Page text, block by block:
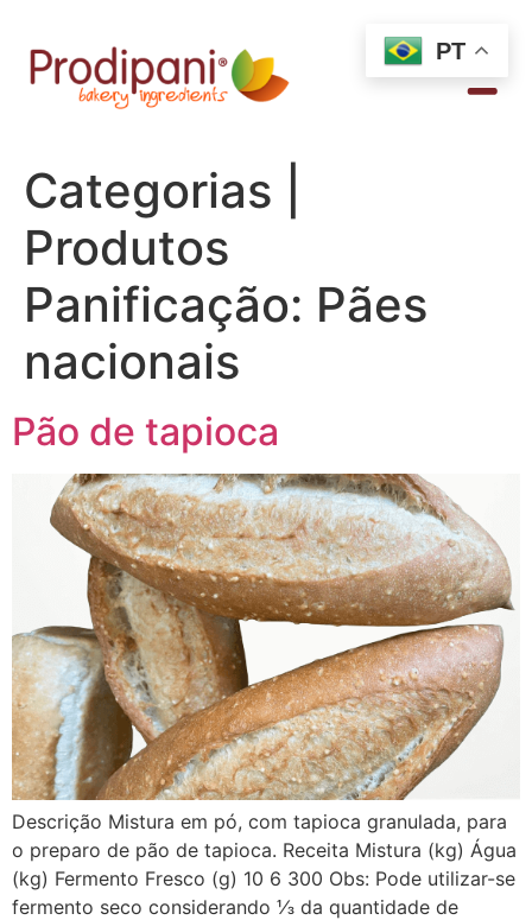
Categorias |
Produtos
Panificação: Pães
nacionais
Pão de tapioca
Descrição Mistura em pó, com tapioca granulada, para
o preparo de pão de tapioca. Receita Mistura (kg) Água
(kg) Fermento Fresco (g) 10 6 300 Obs: Pode utilizar-se
fermento seco considerando ⅓ da quantidade de
PT